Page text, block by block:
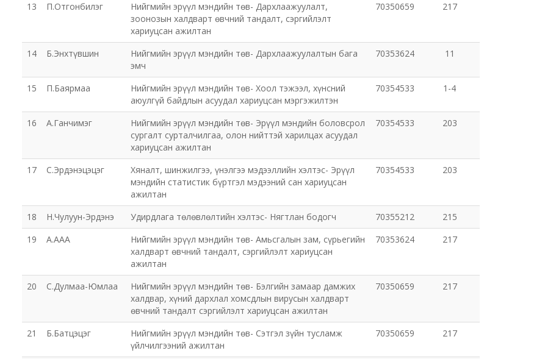
13 П.Отгонбилэг
Нийгмийн эрүүл мэндийн төв- Дархлаажуулалт,
зоонозын халдварт өвчний тандалт, сэргийлэлт
хариуцсан ажилтан
70350659 217
14 Б.Энхтүвшин
Нийгмийн эрүүл мэндийн төв- Дархлаажуулалтын бага
эмч
70353624 11
15 П.Баярмаа
Нийгмийн эрүүл мэндийн төв- Хоол тэжээл, хүнсний
аюулгүй байдлын асуудал хариуцсан мэргэжилтэн
70354533 1-4
16 А.Ганчимэг
Нийгмийн эрүүл мэндийн төв- Эрүүл мэндийн боловсрол
сургалт сурталчилгаа, олон нийттэй харилцах асуудал
хариуцсан ажилтан
70354533 203
17 С.Эрдэнэцэцэг
Хяналт, шинжилгээ, үнэлгээ мэдээллийн хэлтэс- Эрүүл
мэндийн статистик бүртгэл мэдээний сан хариуцсан
ажилтан
70354533 203
18 Н.Чулуун-Эрдэнэ Удирдлага төлөвлөлтийн хэлтэс- Нягтлан бодогч 70355212
215
19
А.ААА
Нийгмийн эрүүл мэндийн төв- Амьсгалын зам, сүрьегийн
халдварт өвчний тандалт, сэргийлэлт хариуцсан
ажилтан
70353624 217
20 С.Дулмаа-Юмлаа
Нийгмийн эрүүл мэндийн төв- Бэлгийн замаар дамжих
халдвар, хүний дархлал хомсдлын вирусын халдварт
өвчний тандалт сэргийлэлт хариуцсан ажилтан
70350659 217
21 Б.Батцэцэг
Нийгмийн эрүүл мэндийн төв- Сэтгэл зүйн тусламж
үйлчилгээний ажилтан
70350659 217